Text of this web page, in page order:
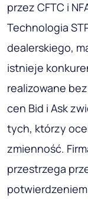
przez CFTC i
Technologia
dealerskiego,
istnieje
realizowane
cen Bid i Ask
tych, którzy
zmienność.
przestrzega